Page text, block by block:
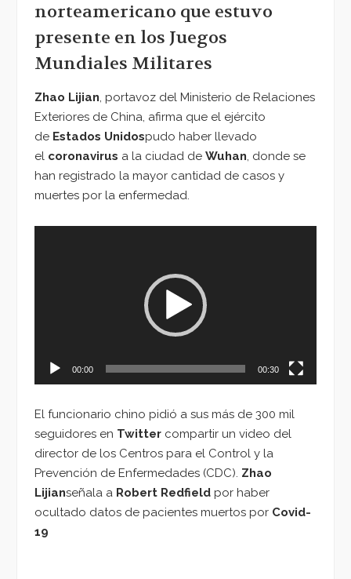
norteamericano que estuvo
presente en los Juegos
Mundiales Militares
Zhao Lijian, portavoz del Ministerio de Relaciones
Exteriores de China, afirma que el ejército
de Estados Unidospudo haber llevado
el coronavirus a la ciudad de Wuhan, donde se
han registrado la mayor cantidad de casos y
muertes por la enfermedad.
00:00 00:30
El funcionario chino pidió a sus más de 300 mil
seguidores en Twitter compartir un video del
director de los Centros para el Control y la
Prevención de Enfermedades (CDC). Zhao
Lijianseñala a Robert Redfield por haber
ocultado datos de pacientes muertos por Covid-
19